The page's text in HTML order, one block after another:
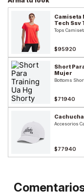
Camiseta
Tech Ssv
Tops
$95920
Short
Mujer
Bottoms
$71940
Accesorios
$77940